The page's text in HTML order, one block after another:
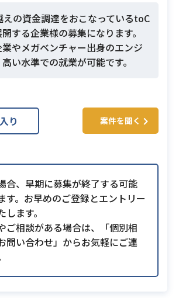
の資金調達をおこなっているtoC
する企業様の募集になります。
やメガベンチャー出身のエンジ
い水準での就業が可能です。
り 案件を聞く
合、早期に募集が終了する可能
す。お早めのご登録とエントリー
ます。
ご相談がある場合は、「個別相
問い合わせ」からお気軽にご連